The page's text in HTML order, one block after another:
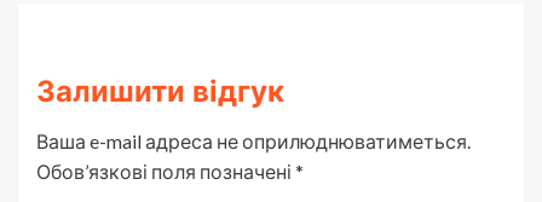
Залишити відгук
Ваша e-mail адреса не оприлюднюватиметься.
Обов’язкові поля позначені *